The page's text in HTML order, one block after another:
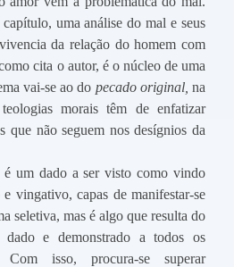
uma análise do mal e seus
da relação do homem com
cita o autor, é o núcleo de uma
vai-se ao do pecado original,na
morais têm de enfatizar
que não seguem nos desígnios da
é um dado a ser visto como vindo
vingativo, capas de manifestar-se
seletiva, mas é algo que resulta do
e demonstrado a todos os
isso, procura-se superar